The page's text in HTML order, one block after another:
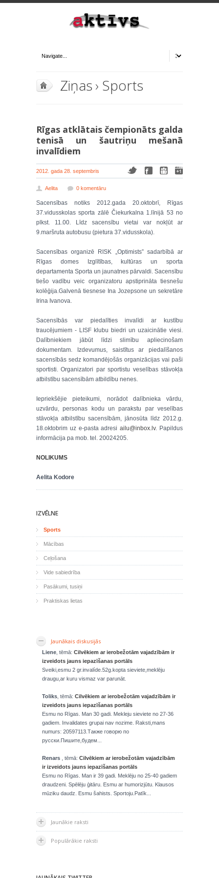
Ziņas› Sports
Rīgas atklātais čempionāts galda
tenisā un šautriņu mešanā
invalīdiem
2012. gada 28. septembris
Aelita 0 komentāru
Sacensības notiks 2012.gada 20.oktobrī, Rīgas
37.vidusskolas sporta zālē Čiekurkalna 1.līnijā 53 no
plkst. 11.00. Līdz sacensību vietai var nokļūt ar
9.maršruta autobusu (pietura 37.vidusskola).
Sacensības organizē RISK „Optimists” sadarbībā ar
Rīgas domes Izglītības, kultūras un sporta
departamenta Sporta un jaunatnes pārvaldi. Sacensību
tiešo vadību veic organizatoru apstiprināta tiesnešu
kolēģija.Galvenā tiesnese Ina Jozepsone un sekretāre
Irina Ivanova.
Sacensībās var piedalīties invalīdi ar kustību
traucējumiem - LISF klubu biedri un uzaicinātie viesi.
Dalībniekiem jābūt līdzi slimību apliecinošam
dokumentam. Izdevumus, saistītus ar piedalīšanos
sacensībās sedz komandējošās organizācijas vai paši
sportisti. Organizatori par sportistu veselības stāvokļa
atbilstību sacensībām atbildību nenes.
Iepriekšējie pieteikumi, norādot dalībnieka vārdu,
uzvārdu, personas kodu un parakstu par veselības
stāvokļa atbilstību sacensībām, jānosūta līdz 2012.g.
18.oktobrim uz e-pasta adresiailu@inbox.lv. Papildus
informācija pa mob. tel. 20024205.
NOLIKUMS
Aelita Kodore
IZVĒLNE
Sports
Mācības
Ceļošana
Vide sabiedrība
Pasākumi, tusiņi
Praktiskas lietas
Jaunākais diskusijās
Liene , tēmā: Cilvēkiem ar ierobežotām vajadzībām ir
izveidots jauns iepazīšanas portāls
Sveiki,esmu 2 gr.invalíde.52g.kopta sieviete,meklēju
draugu,ar kuru vismaz var parunāt.
Toliks , tēmā: Cilvēkiem ar ierobežotām vajadzībām ir
izveidots jauns iepazīšanas portāls
Esmu no Rīgas. Man 30 gadi. Mekleju sieviete no 27-36
gadiem. Invalidates grupai nav nozime. Raksti,mans
numurs: 20597113.Также говорю по
русски.Пишите,будем...
Renars , tēmā: Cilvēkiem ar ierobežotām vajadzībām
ir izveidots jauns iepazīšanas portāls
Esmu no Rīgas. Man ir 39 gadi. Meklēju no 25-40 gadiem
draudzeni. Spēlēju ģitāru. Esmu ar humorizjūtu. Klausos
mūziku daudz. Esmu šahists. Sportoju.Patīk...
Jaunākie raksti
Populārākie raksti